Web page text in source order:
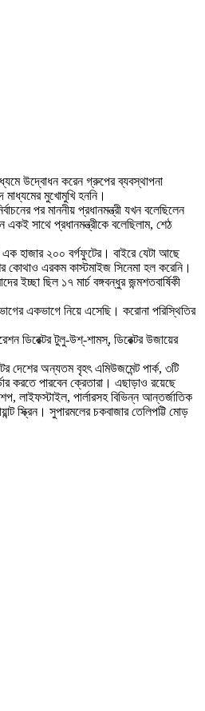
উদ্বোধন করেন গ্রুপের ব্যবস্থাপনা
মুখোমুখি হননি।
পর মাননীয় প্রধানমন্ত্রী যখন বলেছিলেন
সাথে প্রধানমন্ত্রীকে বলেছিলাম, শেঠ
এক হাজার ২০০ বর্গফুটের। বাইরে যেটা আছে
কোথাও এরকম কাস্টমাইজ সিনেমা হল করেনি।
ছিল ১৭ মার্চ বঙ্গবন্ধুর জন্মশতবার্ষিকী
একভাগে নিয়ে এসেছি। করোনা পরিস্থিতির
ডিরেক্টর টুলু-উশ্‌-শামস্‌, ডিরেক্টর উজায়ের
দেশের অন্যতম বৃহৎ এমিউজমেন্ট পার্ক, ৩টি
করতে পারবেন ক্রেতারা। এছাড়াও রয়েছে
লাইফস্টাইল, পার্লারসহ বিভিন্ন আন্তর্জাতিক
স্ক্রিন। সুপারমলের চকবাজার তেলিপট্টি মোড়